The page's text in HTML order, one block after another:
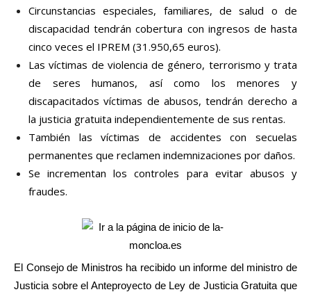
Circunstancias especiales, familiares, de salud o de
discapacidad tendrán cobertura con ingresos de hasta
cinco veces el IPREM (31.950,65 euros).
Las víctimas de violencia de género, terrorismo y trata
de seres humanos, así como los menores y
discapacitados víctimas de abusos, tendrán derecho a
la justicia gratuita independientemente de sus rentas.
También las víctimas de accidentes con secuelas
permanentes que reclamen indemnizaciones por daños.
Se incrementan los controles para evitar abusos y
fraudes.
El Consejo de Ministros ha recibido un informe del ministro de
Justicia sobre el Anteproyecto de Ley de Justicia Gratuita que